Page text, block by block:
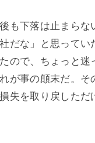
も下落は止まら
だな」と思って
ので、ちょっと
が事の顛末だ。
失を取り戻した